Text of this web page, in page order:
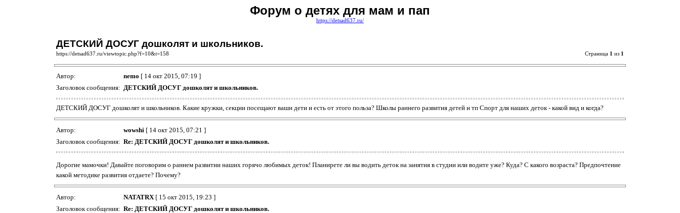
Форум о детях для мам и пап
https://detsad637.ru/
ДЕТСКИЙ ДОСУГ дошколят и школьников.
https://detsad637.ru/viewtopic.php?f=10&t=158 Страница 1 из 1
Автор: nemo [ 14 окт 2015, 07:19 ]
Заголовок сообщения: ДЕТСКИЙ ДОСУГ дошколят и школьников.
ДЕТСКИЙ ДОСУГ дошколят и школьников. Какие кружки, секции посещают ваши дети и есть от этого польза? Школы раннего развития детей и тп Спорт для наших деток - какой вид и когда?
Автор: wowshi [ 14 окт 2015, 07:21 ]
Заголовок сообщения: Re: ДЕТСКИЙ ДОСУГ дошколят и школьников.
Дорогие мамочки! Давайте поговорим о раннем развитии наших горячо любимых деток! Планирете ли вы водить деток на занятия в студии или водите уже? Куда? С какого возраста? Предпочтение
какой методике развития отдаете? Почему?
Автор: NATATRX [ 15 окт 2015, 19:23 ]
Заголовок сообщения: Re: ДЕТСКИЙ ДОСУГ дошколят и школьников.